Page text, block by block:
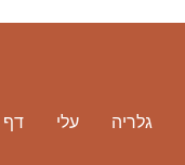
דף עלי גלריה